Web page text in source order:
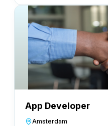
App Developer
Amsterdam